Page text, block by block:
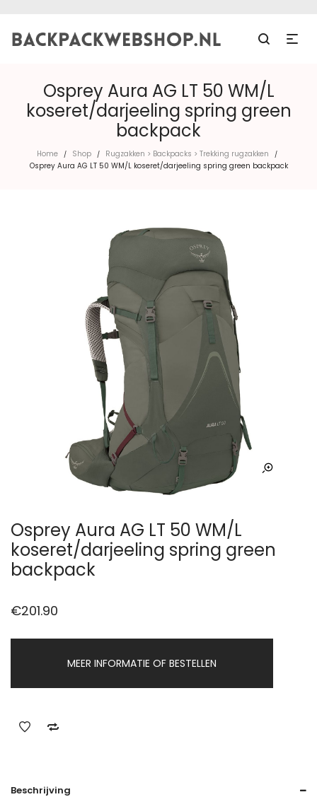
Osprey Aura AG LT 50 WM/L
koseret/darjeeling spring green
backpack
Home / Shop / Rugzakken > Backpacks > Trekking rugzakken /
Osprey Aura AG LT 50 WM/L koseret/darjeeling spring green backpack
Osprey Aura AG LT 50 WM/L
koseret/darjeeling spring green
backpack
€201.90
MEER INFORMATIE OF BESTELLEN
Beschrijving